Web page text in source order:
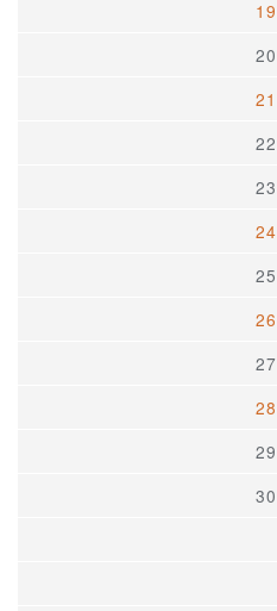
19
20
21
22
23
24
25
26
27
28
29
30